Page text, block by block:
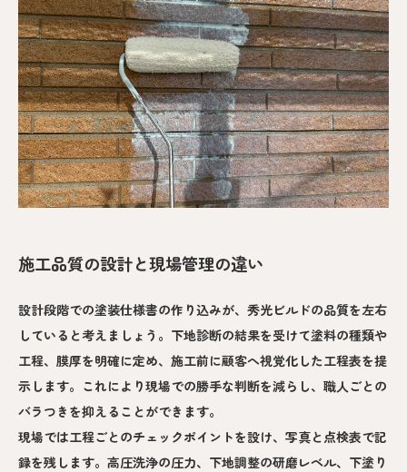
施工品質の設計と現場管理の違い
設計段階での塗装仕様書の作り込みが、秀光ビルドの品質を左右
していると考えましょう。下地診断の結果を受けて塗料の種類や
工程、膜厚を明確に定め、施工前に顧客へ視覚化した工程表を提
示します。これにより現場での勝手な判断を減らし、職人ごとの
バラつきを抑えることができます。
現場では工程ごとのチェックポイントを設け、写真と点検表で記
録を残します。高圧洗浄の圧力、下地調整の研磨レベル、下塗り